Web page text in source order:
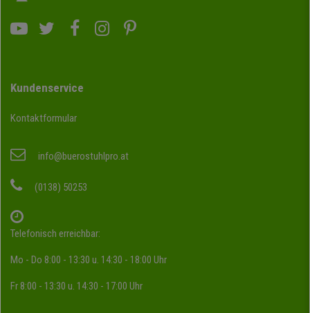
Kundenservice
Kontaktformular
info@buerostuhlpro.at
(0138) 50253
Telefonisch erreichbar:
Mo - Do 8:00 - 13:30 u. 14:30 - 18:00 Uhr
Fr 8:00 - 13:30 u. 14:30 - 17:00 Uhr